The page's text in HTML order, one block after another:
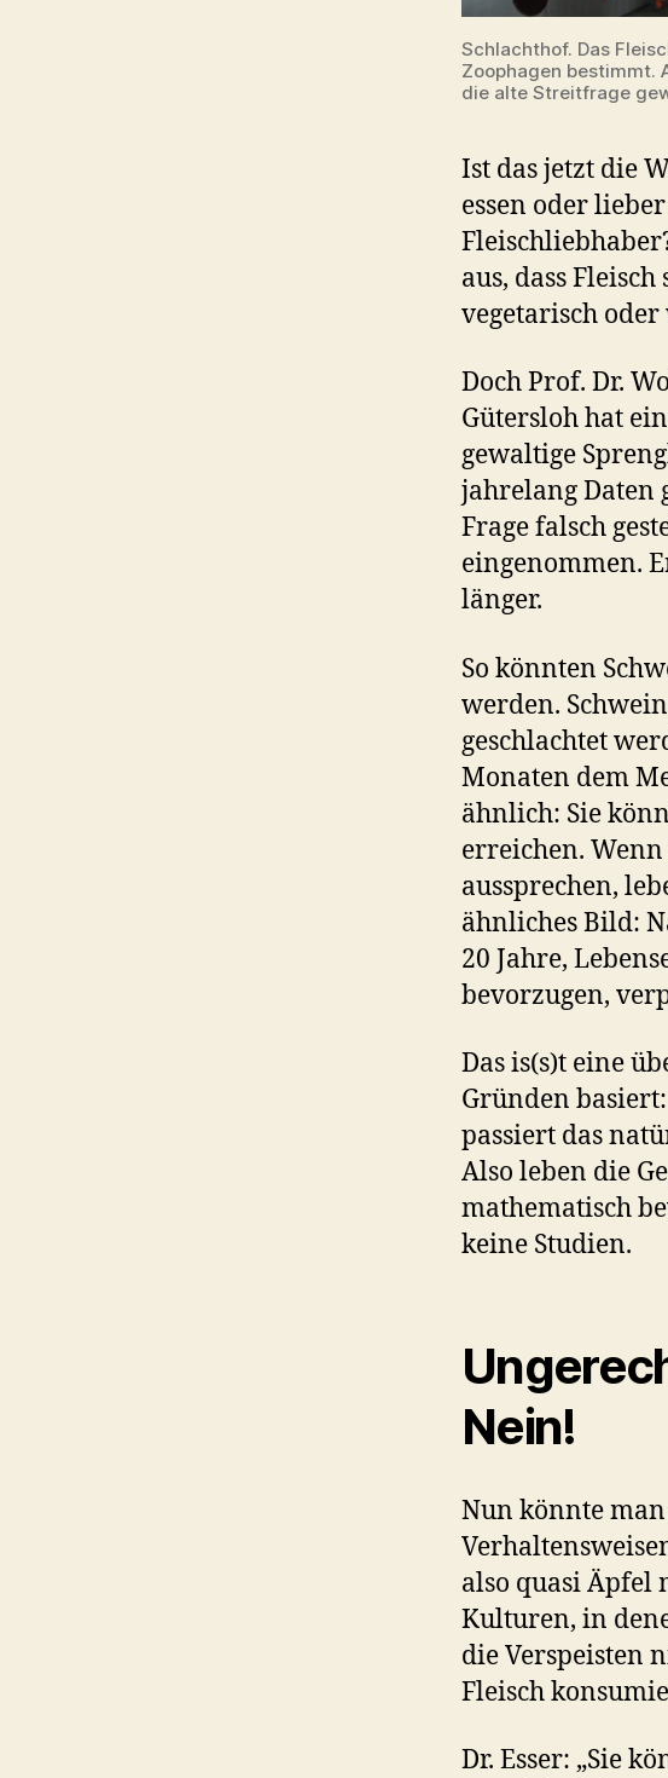
Schlachthof. Das
Zoophagen bestimmt.
die alte Streitfrage
Ist das jetzt die
essen oder
aus, dass
vegetarisch
Doch Prof. Dr.
Gütersloh hat
gewaltige
jahrelang Daten
Frage falsch
eingenommen.
länger.
So könnten
werden.
geschlachtet
Monaten dem
ähnlich: Sie
erreichen.
aussprechen,
ähnliches Bild:
20 Jahre,
bevorzugen,
Das is(s)t eine
Gründen
passiert das
Also leben die
mathematisch
keine Studien.
Nein!
Nun könnte
also quasi Äpfel
Kulturen, in
die Verspeisten
Fleisch
Dr. Esser: „Sie